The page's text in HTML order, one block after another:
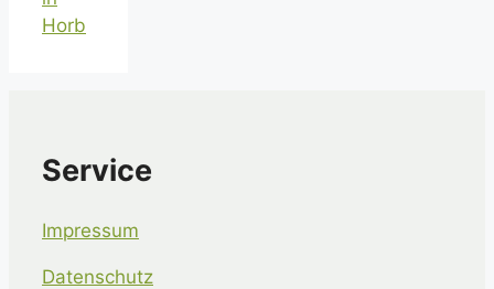
Horb
Service
Impressum
Datenschutz